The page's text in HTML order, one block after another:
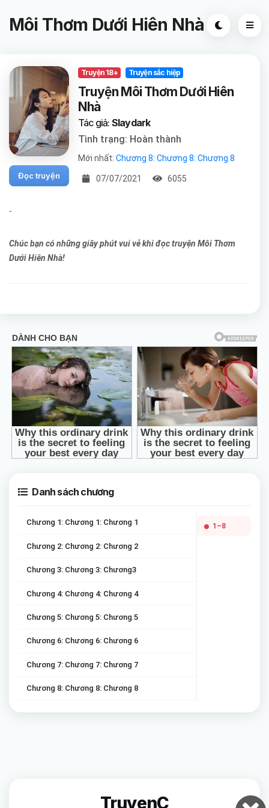
Môi Thơm Dưới Hiên Nhà
Đọc truyện
Truyện 18+ Truyện sắc hiệp
Truyện Môi Thơm Dưới Hiên
Nhà
Tác giả: Slaydark
Tình trạng: Hoàn thành
Mới nhất: Chương 8: Chương 8: Chương 8
07/07/2021 6055
-
Chúc bạn có những giây phút vui vẻ khi đọc truyện Môi Thơm
Dưới Hiên Nhà!
Danh sách chương
Chương 1: Chương 1: Chương 1
Chương 2: Chương 2: Chương 2
Chương 3: Chương 3: Chương3
Chương 4: Chương 4: Chương 4
Chương 5: Chương 5: Chương 5
Chương 6: Chương 6: Chương 6
Chương 7: Chương 7: Chương 7
Chương 8: Chương 8: Chương 8
1–8
TruyenC